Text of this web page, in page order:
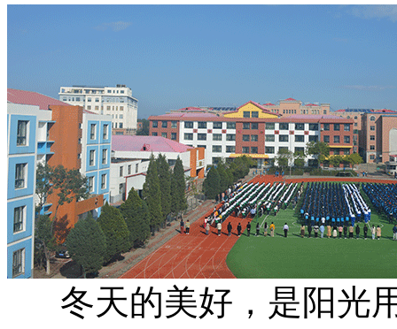
冬天的美好，是阳光